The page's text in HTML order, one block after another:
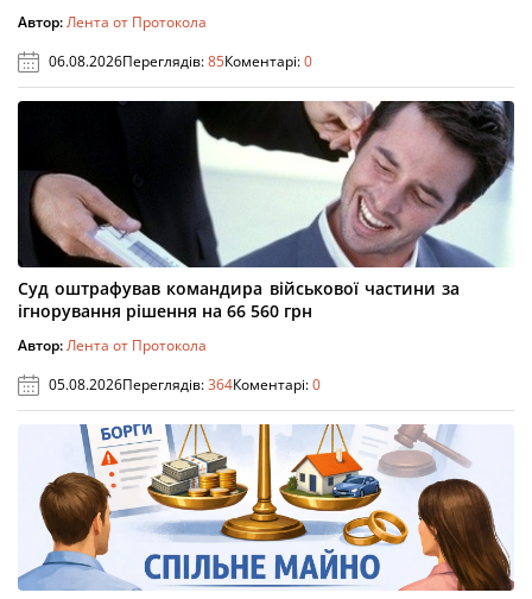
Автор:Лента от Протокола
06.08.2026Переглядів:85Коментарі:0
Суд оштрафував командира військової частини за
ігнорування рішення на 66 560 грн
Автор:Лента от Протокола
05.08.2026Переглядів:364Коментарі:0